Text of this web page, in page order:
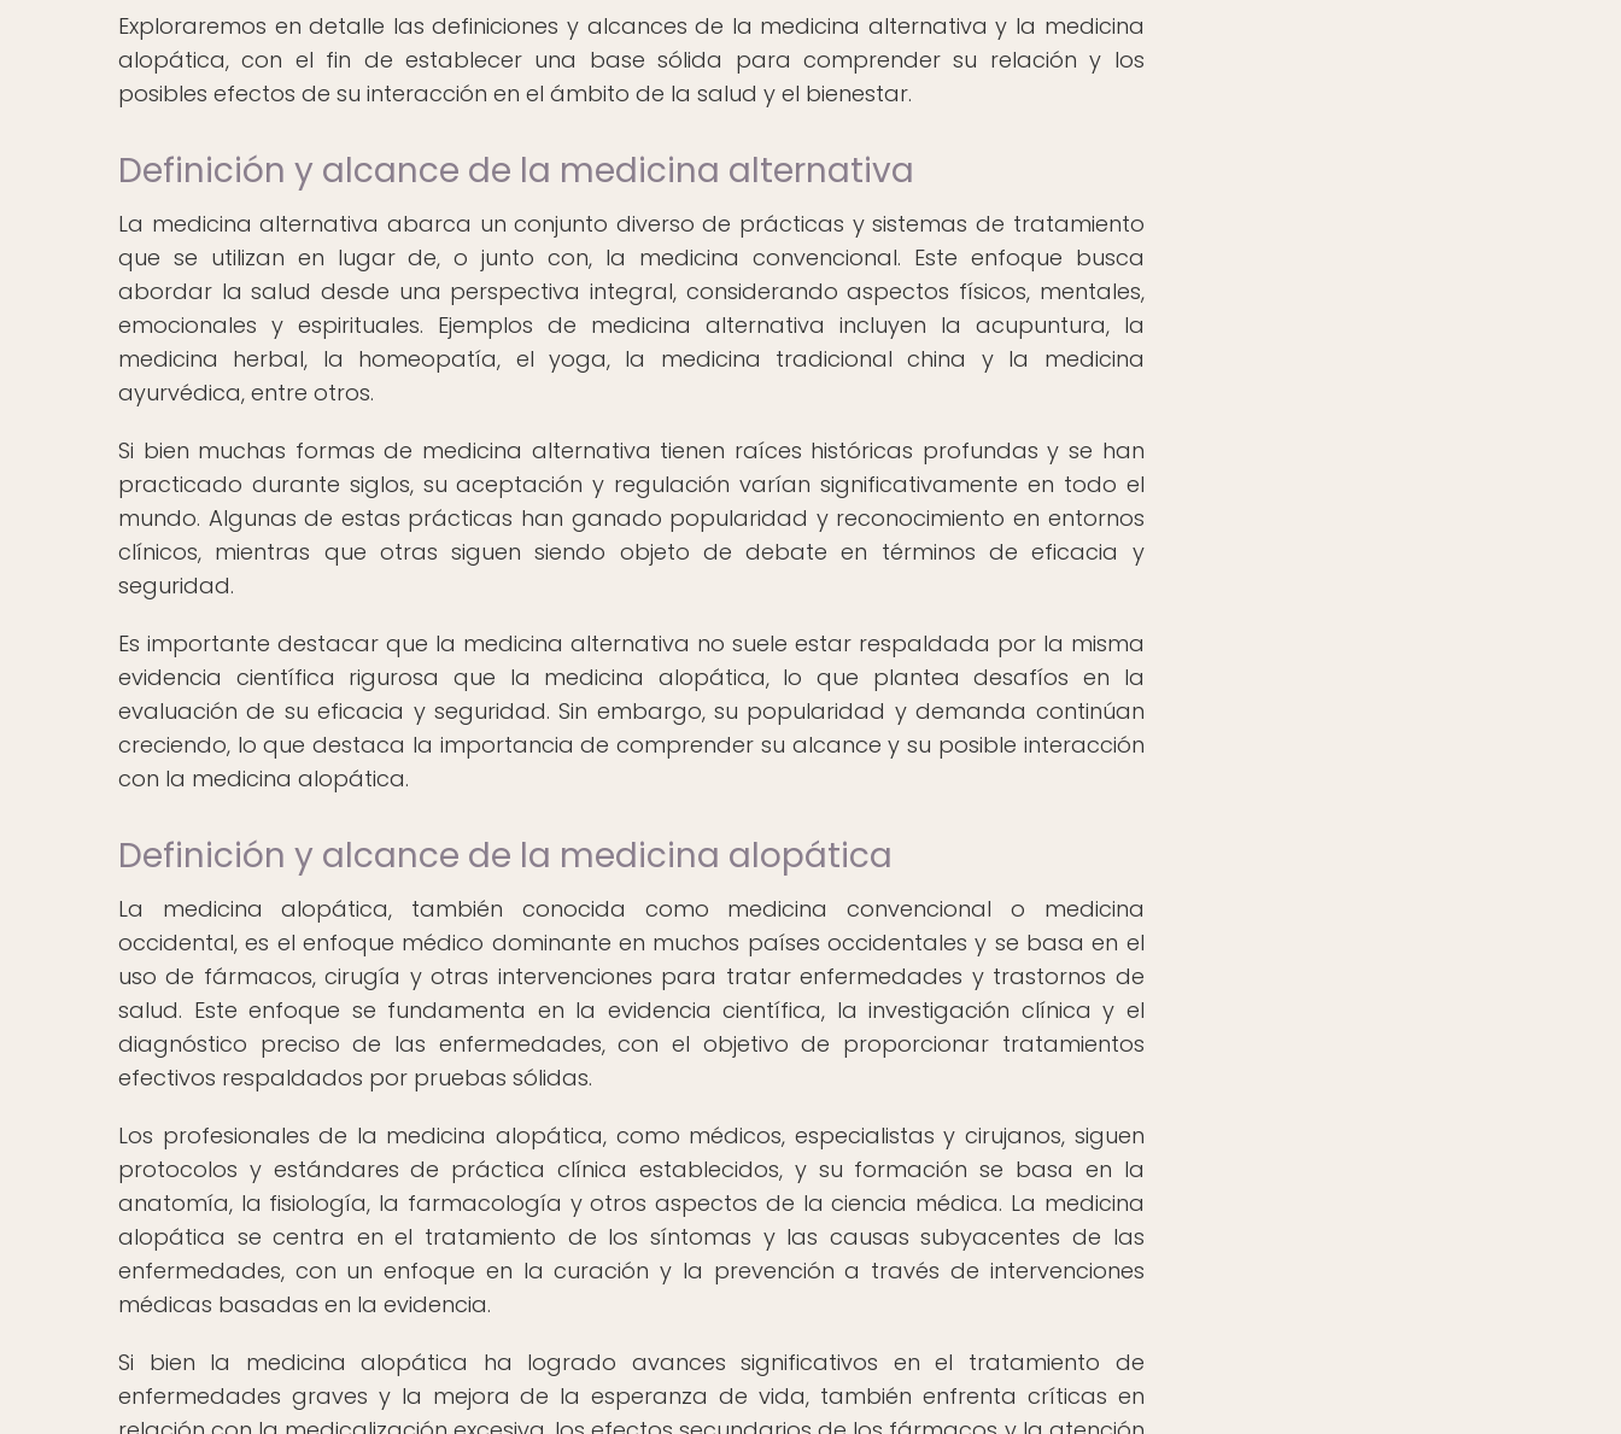
Exploraremos en detalle las definiciones y alcances de la medicina alternativa y la medicina
alopática, con el fin de establecer una base sólida para comprender su relación y los
posibles efectos de su interacción en el ámbito de la salud y el bienestar.
Definición y alcance de la medicina alternativa
La medicina alternativa abarca un conjunto diverso de prácticas y sistemas de tratamiento
que se utilizan en lugar de, o junto con, la medicina convencional. Este enfoque busca
abordar la salud desde una perspectiva integral, considerando aspectos físicos, mentales,
emocionales y espirituales. Ejemplos de medicina alternativa incluyen la acupuntura, la
medicina herbal, la homeopatía, el yoga, la medicina tradicional china y la medicina
ayurvédica, entre otros.
Si bien muchas formas de medicina alternativa tienen raíces históricas profundas y se han
practicado durante siglos, su aceptación y regulación varían significativamente en todo el
mundo. Algunas de estas prácticas han ganado popularidad y reconocimiento en entornos
clínicos, mientras que otras siguen siendo objeto de debate en términos de eficacia y
seguridad.
Es importante destacar que la medicina alternativa no suele estar respaldada por la misma
evidencia científica rigurosa que la medicina alopática, lo que plantea desafíos en la
evaluación de su eficacia y seguridad. Sin embargo, su popularidad y demanda continúan
creciendo, lo que destaca la importancia de comprender su alcance y su posible interacción
con la medicina alopática.
Definición y alcance de la medicina alopática
La medicina alopática, también conocida como medicina convencional o medicina
occidental, es el enfoque médico dominante en muchos países occidentales y se basa en el
uso de fármacos, cirugía y otras intervenciones para tratar enfermedades y trastornos de
salud. Este enfoque se fundamenta en la evidencia científica, la investigación clínica y el
diagnóstico preciso de las enfermedades, con el objetivo de proporcionar tratamientos
efectivos respaldados por pruebas sólidas.
Los profesionales de la medicina alopática, como médicos, especialistas y cirujanos, siguen
protocolos y estándares de práctica clínica establecidos, y su formación se basa en la
anatomía, la fisiología, la farmacología y otros aspectos de la ciencia médica. La medicina
alopática se centra en el tratamiento de los síntomas y las causas subyacentes de las
enfermedades, con un enfoque en la curación y la prevención a través de intervenciones
médicas basadas en la evidencia.
Si bien la medicina alopática ha logrado avances significativos en el tratamiento de
enfermedades graves y la mejora de la esperanza de vida, también enfrenta críticas en